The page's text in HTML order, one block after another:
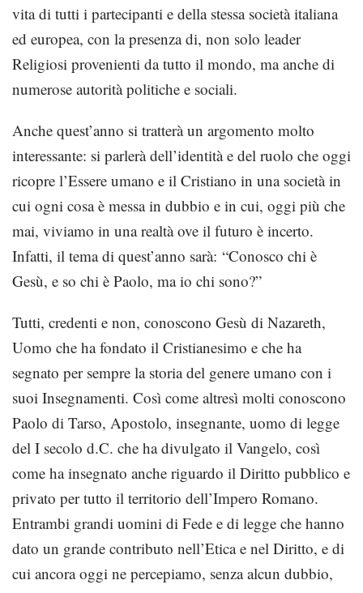
vita di tutti i partecipanti e della stessa società italiana
ed europea, con la presenza di, non solo leader
Religiosi provenienti da tutto il mondo, ma anche di
numerose autorità politiche e sociali.
Anche quest’anno si tratterà un argomento molto
interessante: si parlerà dell’identità e del ruolo che oggi
ricopre l’Essere umano e il Cristiano in una società in
cui ogni cosa è messa in dubbio e in cui, oggi più che
mai, viviamo in una realtà ove il futuro è incerto.
Infatti, il tema di quest’anno sarà: “Conosco chi è
Gesù, e so chi è Paolo, ma io chi sono?”
Tutti, credenti e non, conoscono Gesù di Nazareth,
Uomo che ha fondato il Cristianesimo e che ha
segnato per sempre la storia del genere umano con i
suoi Insegnamenti. Così come altresì molti conoscono
Paolo di Tarso, Apostolo, insegnante, uomo di legge
del I secolo d.C. che ha divulgato il Vangelo, così
come ha insegnato anche riguardo il Diritto pubblico e
privato per tutto il territorio dell’Impero Romano.
Entrambi grandi uomini di Fede e di legge che hanno
dato un grande contributo nell’Etica e nel Diritto, e di
cui ancora oggi ne percepiamo, senza alcun dubbio,